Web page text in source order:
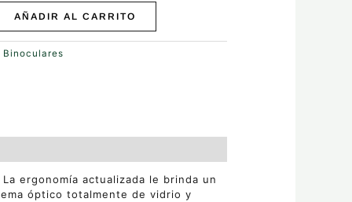
AÑADIR AL CARRITO
Binoculares
ergonomía actualizada le brinda un
óptico totalmente de vidrio y